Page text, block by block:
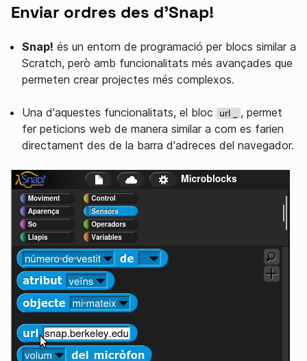
Enviar ordres des d'Snap!
Snap! és un entorn de programació per blocs similar a
Scratch, però amb funcionalitats més avançades que
permeten crear projectes més complexos.
Una d'aquestes funcionalitats, el bloc url _
, permet
fer peticions web de manera similar a com es farien
directament des de la barra d'adreces del navegador.